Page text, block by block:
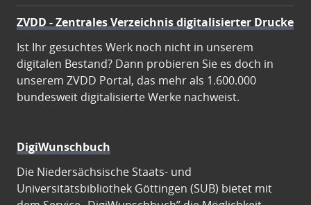
ZVDD - Zentrales Verzeichnis digitalisierter Drucke
Ist Ihr gesuchtes Werk noch nicht in unserem
digitalen Bestand? Dann probieren Sie es doch in
unserem ZVDD Portal, das mehr als 1.600.000
bundesweit digitalisierte Werke nachweist.
DigiWunschbuch
Die Niedersächsische Staats- und
Universitätsbibliothek Göttingen (SUB) bietet mit